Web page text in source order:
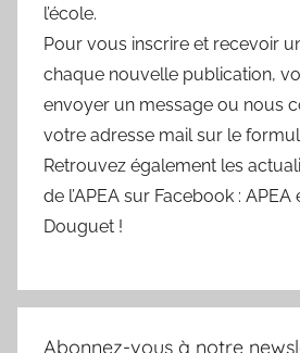
l’école.
Pour vous inscrire et recevoir
chaque nouvelle publication,
envoyer un message ou nous
votre adresse mail sur le
Retrouvez également les
de l’APEA sur Facebook :
Douguet !
Abonnez-vous à notre